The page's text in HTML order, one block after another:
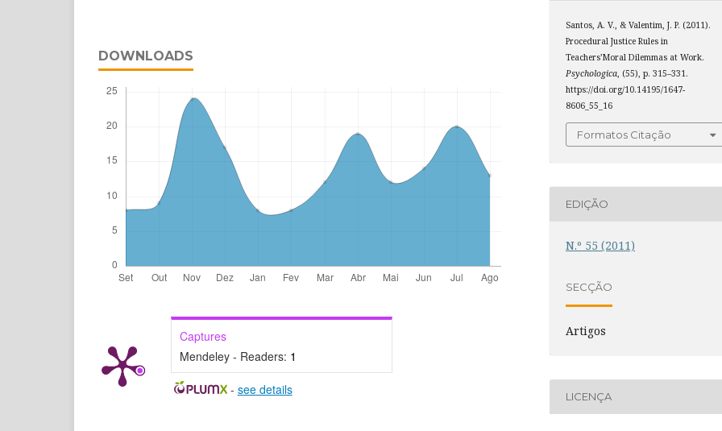
DOWNLOADS
Captures
Mendeley - Readers: 1
- see details
Santos, A. V., & Valentim, J. P. (2011).
Procedural Justice Rules in
Teachers’Moral Dilemmas at Work.
Psychologica, (55), p. 315–331.
https://doi.org/10.14195/1647-
8606_55_16
Formatos Citação
EDIÇÃO
N.º 55 (2011)
SECÇÃO
Artigos
LICENÇA